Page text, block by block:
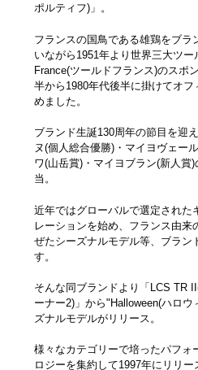
ポルティフ)」。
フランスの国鳥である雄鶏をブラ
いながら1951年より世界三大ツ
France(ツールドフランス)のスポ
半から1980年代後半に掛けてオ
めました。
ブランド生誕130周年の節目を迎
ヌ(個人総合優勝)・マイヨヴェー
ワ(山岳賞)・マイヨブラン(新人賞
当。
近年ではグローバルで選定された
レーションを始め、フランス由来
ぜたシーズナルモデル等、ブラン
す。
そんな同ブランドより「LCS TR
ーナー2)」から"Halloween(ハロ
ズナルモデルがリリース。
様々なカテゴリーで培ったパフォ
ロジーを集約して1997年にリリ